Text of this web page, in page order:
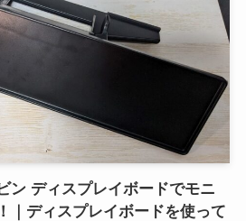
ン ディスプレイボードでモニ
｜ディスプレイボードを使って